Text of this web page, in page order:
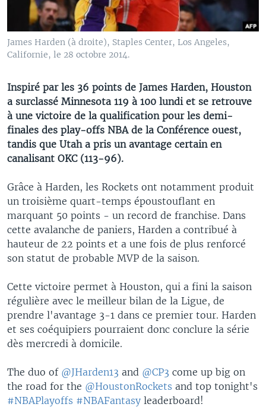
James Harden (à droite), Staples Center, Los Angeles,
Californie, le 28 octobre 2014.
Inspiré par les 36 points de James Harden, Houston
a surclassé Minnesota 119 à 100 lundi et se retrouve
à une victoire de la qualification pour les demi-
finales des play-offs NBA de la Conférence ouest,
tandis que Utah a pris un avantage certain en
canalisant OKC (113-96).
Grâce à Harden, les Rockets ont notamment produit
un troisième quart-temps époustouflant en
marquant 50 points - un record de franchise. Dans
cette avalanche de paniers, Harden a contribué à
hauteur de 22 points et a une fois de plus renforcé
son statut de probable MVP de la saison.
Cette victoire permet à Houston, qui a fini la saison
régulière avec le meilleur bilan de la Ligue, de
prendre l'avantage 3-1 dans ce premier tour. Harden
et ses coéquipiers pourraient donc conclure la série
dès mercredi à domicile.
The duo of @JHarden13 and @CP3 come up big on
the road for the @HoustonRockets and top tonight's
#NBAPlayoffs #NBAFantasy leaderboard!